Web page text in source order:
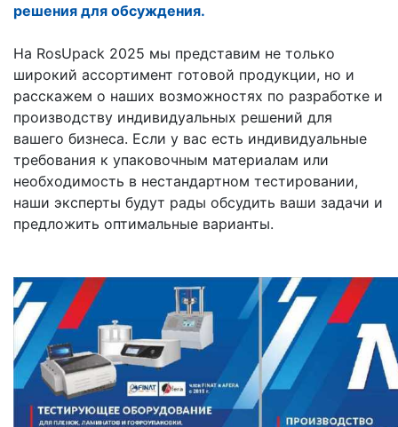
решения для обсуждения.
На RosUpack 2025 мы представим не только
широкий ассортимент готовой продукции, но и
расскажем о наших возможностях по разработке и
производству индивидуальных решений для
вашего бизнеса. Если у вас есть индивидуальные
требования к упаковочным материалам или
необходимость в нестандартном тестировании,
наши эксперты будут рады обсудить ваши задачи и
предложить оптимальные варианты.